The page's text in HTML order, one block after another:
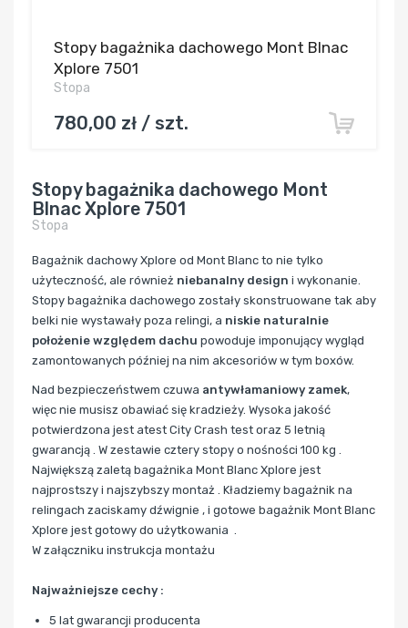
Stopy bagażnika dachowego Mont Blnac
Xplore 7501
Stopa
780,00 zł / szt.
Stopy bagażnika dachowego Mont
Blnac Xplore 7501
Stopa
Bagażnik dachowy Xplore od Mont Blanc to nie tylko
użyteczność, ale również niebanalny design i wykonanie.
Stopy bagażnika dachowego zostały skonstruowane tak aby
belki nie wystawały poza relingi, a niskie naturalnie
położenie względem dachu powoduje imponujący wygląd
zamontowanych później na nim akcesoriów w tym boxów.
Nad bezpieczeństwem czuwa antywłamaniowy zamek,
więc nie musisz obawiać się kradzieży. Wysoka jakość
potwierdzona jest atest City Crash test oraz 5 letnią
gwarancją . W zestawie cztery stopy o nośności 100 kg .
Największą zaletą bagażnika Mont Blanc Xplore jest
najprostszy i najszybszy montaż . Kładziemy bagażnik na
relingach zaciskamy dźwignie , i gotowe bagażnik Mont Blanc
Xplore jest gotowy do użytkowania .
W załączniku instrukcja montażu
Najważniejsze cechy :
5 lat gwarancji producenta